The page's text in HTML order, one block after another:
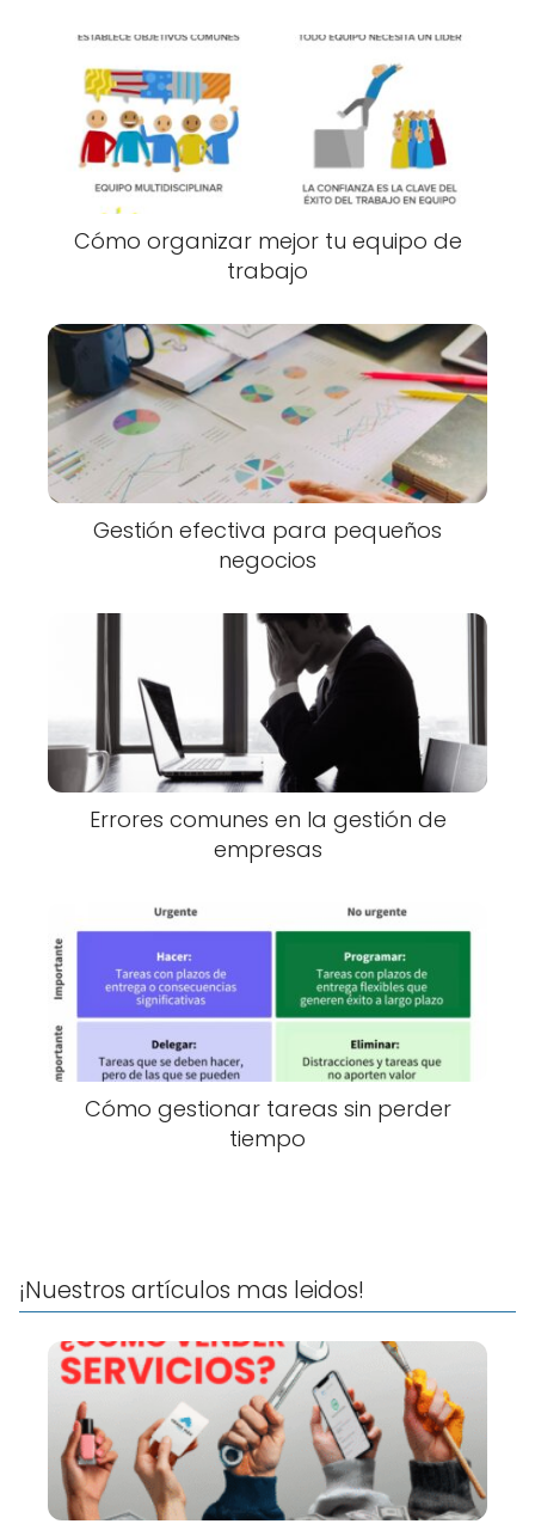
Cómo organizar mejor tu equipo de
trabajo
Gestión efectiva para pequeños
negocios
Errores comunes en la gestión de
empresas
Cómo gestionar tareas sin perder
tiempo
¡Nuestros artículos mas leidos!